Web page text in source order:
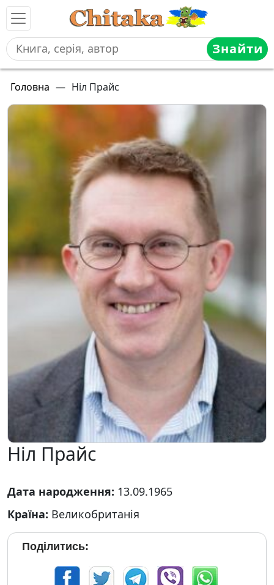
Знайти
Головна — Ніл Прайс
Ніл Прайс
Дата народження: 13.09.1965
Країна: Великобританія
Поділитись: